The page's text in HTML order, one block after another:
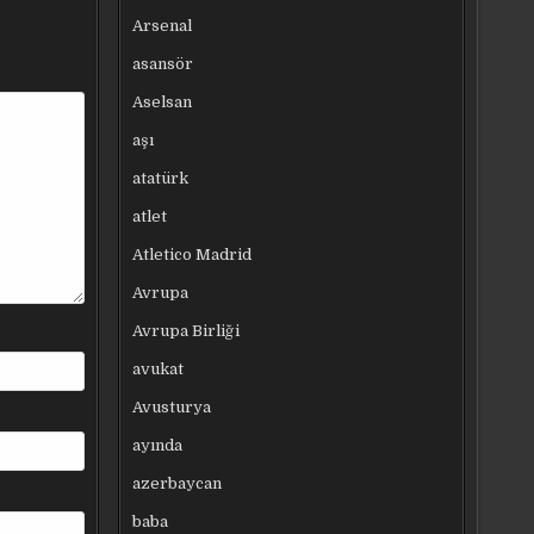
Arsenal
asansör
Aselsan
aşı
atatürk
atlet
Atletico Madrid
Avrupa
Avrupa Birliği
avukat
Avusturya
ayında
azerbaycan
baba